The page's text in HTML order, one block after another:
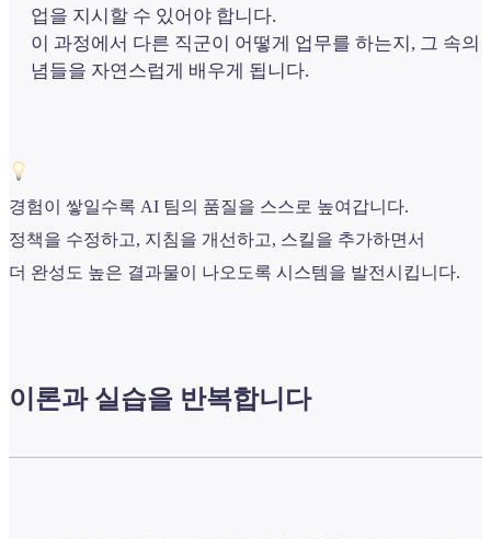
업을 지시할 수 있어야 합니다.
이 과정에서 다른 직군이 어떻게 업무를 하는지, 그 속의
념들을 자연스럽게 배우게 됩니다.
경험이 쌓일수록 AI 팀의 품질을 스스로 높여갑니다.
정책을 수정하고, 지침을 개선하고, 스킬을 추가하면서
더 완성도 높은 결과물이 나오도록 시스템을 발전시킵니다.
이론과 실습을 반복합니다